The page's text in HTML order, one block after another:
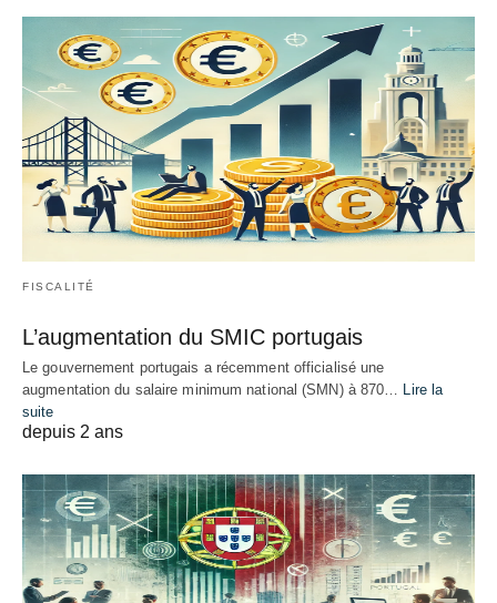
FISCALITÉ
L’augmentation du SMIC portugais
Le gouvernement portugais a récemment officialisé une
augmentation du salaire minimum national (SMN) à 870… Lire la
suite
depuis 2 ans